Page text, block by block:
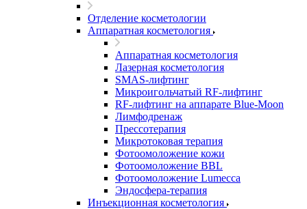
Отделение косметологии
Аппаратная косметология
Аппаратная косметология
Лазерная косметология
SMAS-лифтинг
Микроигольчатый RF-лифтинг
RF-лифтинг на аппарате Blue-Moon
Лимфодренаж
Прессотерапия
Микротоковая терапия
Фотоомоложение кожи
Фотоомоложение BBL
Фотоомоложение Lumecca
Эндосфера-терапия
Инъекционная косметология